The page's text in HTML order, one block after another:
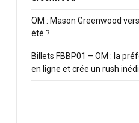
OM : Mason Greenwood
été ?
Billets FBBP01 – OM : la
en ligne et crée un rush